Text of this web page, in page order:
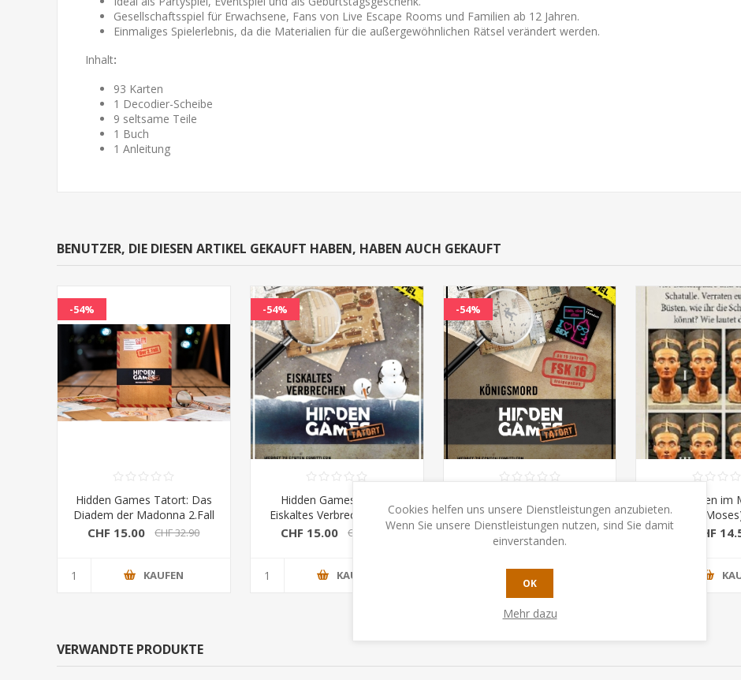
Gesellschaftsspiel für Erwachsene, Fans von Live Escape Rooms und Familien ab 12 Jahren.
Einmaliges Spielerlebnis, da die Materialien für die außergewöhnlichen Rätsel verändert werden.
Inhalt:
93 Karten
1 Decodier-Scheibe
9 seltsame Teile
1 Buch
1 Anleitung
BENUTZER, DIE DIESEN ARTIKEL GEKAUFT HABEN, HABEN AUCH GEKAUFT
-54%
Hidden Games Tatort: Das
Diadem der Madonna 2.Fall
CHF 15.00 CHF 32.90
KAUFEN
-54%
Hidden Games Tatort:
Eiskaltes Verbrechen 6.Fall
CHF 15.00 CHF 32.90
KAUFEN
-54%
Königsmord 5. Fall
CHF 15.00 CHF 32.90
Verborgen im
CHF
VERWANDTE PRODUKTE
Cookies helfen uns unsere Dienstleistungen anzubieten.
Wenn Sie unsere Dienstleistungen nutzen, sind Sie damit
einverstanden.
OK
Mehr dazu